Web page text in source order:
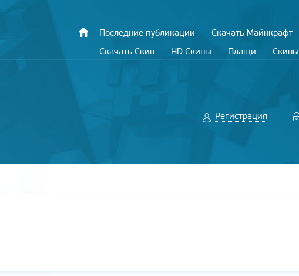
Последние публикации Скачать Майнкрафт
Скачать Скин
HD Скины Плащи
Регистрация